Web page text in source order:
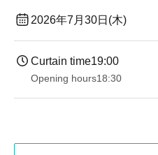
2026年7月30日(木)
Curtain time19:00​
Opening hours18:30